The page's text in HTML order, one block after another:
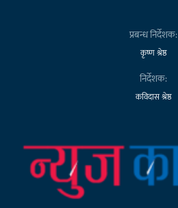
प्रबन्ध निर्देशक:
कृष्ण श्रेष्ठ
निर्देशक:
कविदास श्रेष्ठ